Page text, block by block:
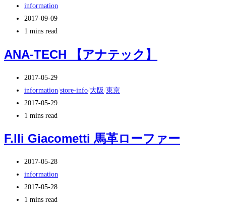
日:
稿
公
開
投
稿
カ
ゴ
ー:
information
投
稿
最
変
更
日:
2017-09-09
Reading
1 mins read
ANA-TECH 【アナテック】
投
稿
公
開
2017-05-29
投
稿
カ
ゴ
ー:
information store-info 大阪 東京
投
稿
最
変
更
日:
2017-05-29
Reading
1 mins read
F.lli Giacometti 馬革ローファー
投
稿
公
開
2017-05-28
投
稿
カ
information
投
稿
2017-05-28
Reading
1 mins read